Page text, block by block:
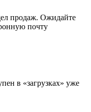
продаж. Ожидайте
почту
в «загрузках» уже